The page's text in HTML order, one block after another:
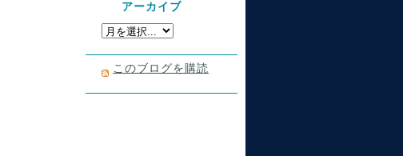
アーカイブ
このブログを購読